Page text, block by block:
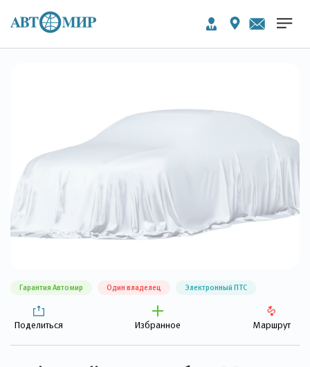
Гарантия Автомир Один владелец Электронный ПТС
Поделиться Избранное Маршрут